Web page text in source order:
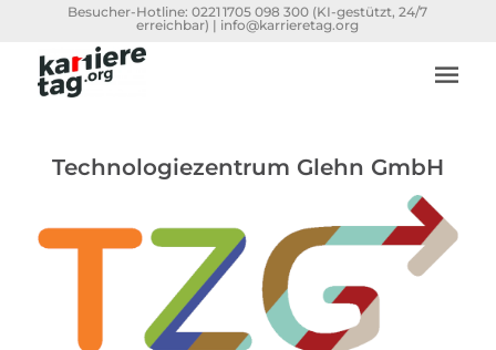
Besucher-Hotline:0221 1705 098 300 (KI-gestützt, 24/7
erreichbar) | info@karrieretag.org
Technologiezentrum Glehn GmbH